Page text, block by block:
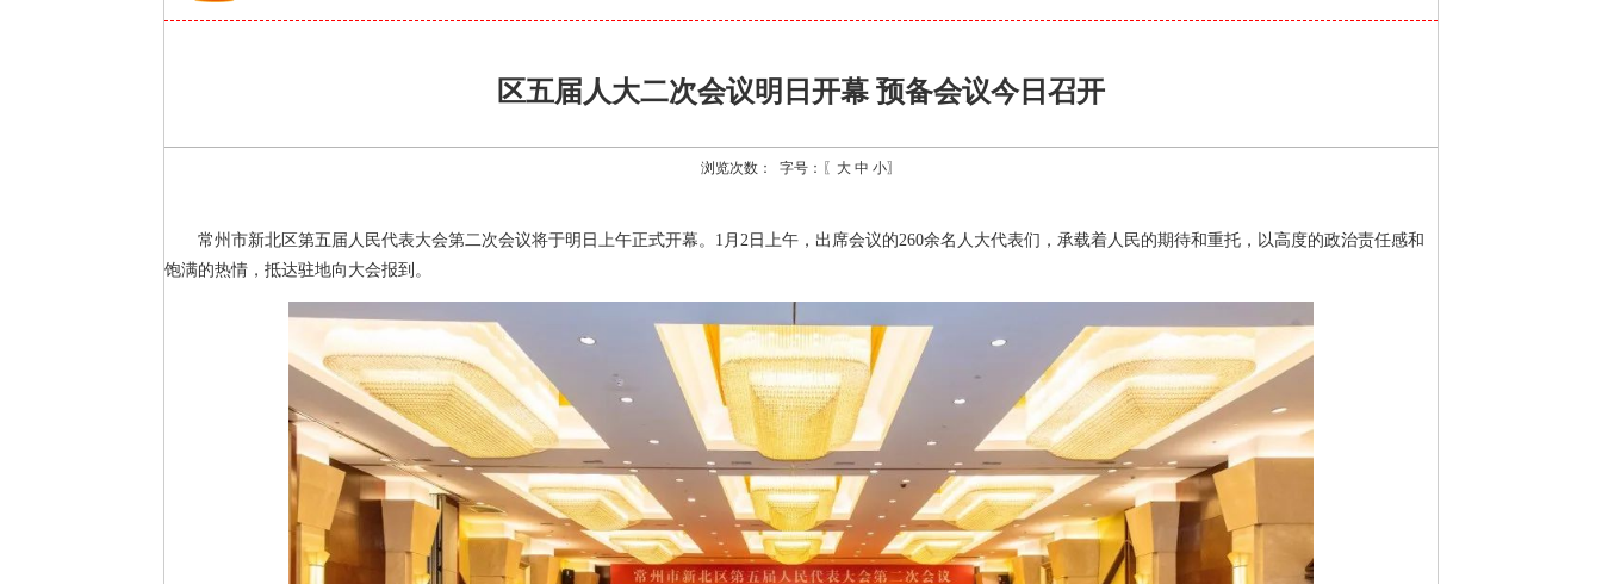
区五届人大二次会议明日开幕 预备会议今日召开
浏览次数： 字号：〖 大 中 小〗
常州市新北区第五届人民代表大会第二次会议将于明日上午正式开幕。 1 月 2 日上午，出席会议的260余名人大代表们，承载着人民的期待和重托，以高度的政治责任感和
饱满的热情，抵达驻地向大会报到。